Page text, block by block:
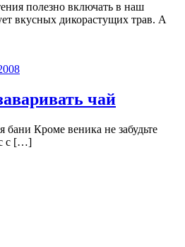
полезно включать в наш
вкусных дикорастущих трав. А
чай
бани Кроме веника не забудьте
с […]